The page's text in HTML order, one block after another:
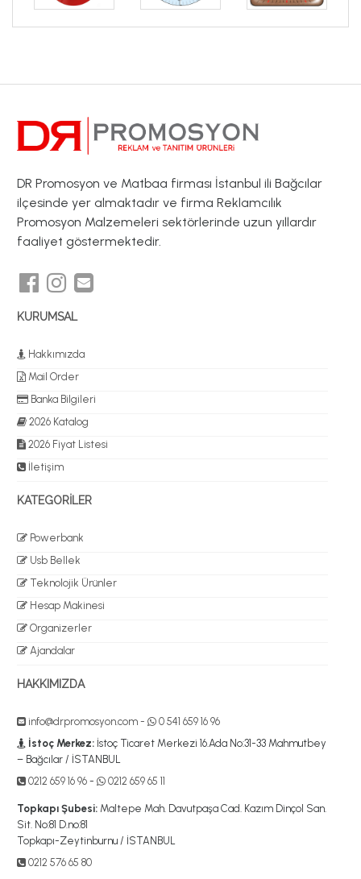
DR Promosyon ve Matbaa firması İstanbul ili Bağcılar
ilçesinde yer almaktadır ve firma Reklamcılık
Promosyon Malzemeleri sektörlerinde uzun yıllardır
faaliyet göstermektedir.
KURUMSAL
Hakkımızda
Mail Order
Banka Bilgileri
2026 Katalog
2026 Fiyat Listesi
İletişim
KATEGORİLER
Powerbank
Usb Bellek
Teknolojik Ürünler
Hesap Makinesi
Organizerler
Ajandalar
HAKKIMIZDA
info@drpromosyon.com -
0 541 659 16 96
İstoç Merkez: İstoç Ticaret Merkezi 16.Ada No:31-33 Mahmutbey
– Bağcılar / İSTANBUL
0212 659 16 96 - 0212 659 65 11
Topkapı Şubesi: Maltepe Mah. Davutpaşa Cad. Kazım Dinçol San.
Sit. No:81 D.no:81
Topkapı-Zeytinburnu / İSTANBUL
0212 576 65 80